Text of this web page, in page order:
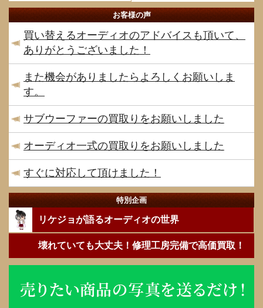
お客様の声
買い替えるオーディオのアドバイスも頂いて、
ありがとうございました！
また機会がありましたらよろしくお願いしま
す。
サブウーファーの買取りをお願いしました
オーディオ一式の買取りをお願いしました
すぐに対応して頂けました！
特別企画
リケジョが語るオーディオの世界
壊れていても大丈夫！修理工房完備で高価買取！